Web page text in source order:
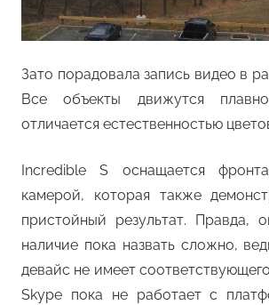
Зато порадовала запись видео в
Все объекты движутся
отличается естественностью
Incredible S оснащается
камерой, которая также
пристойный результат. Правда,
наличие пока назвать сложно,
девайс не имеет
Skype пока не работает с